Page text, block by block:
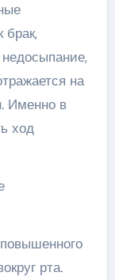
брак,
на
Именно в
ход
рта.